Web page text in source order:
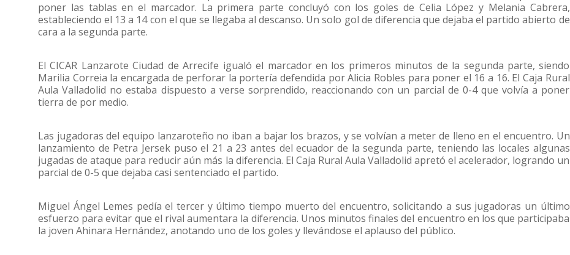
poner las tablas en el marcador. La primera parte concluyó con los goles de Celia López y Melania Cabrera,
estableciendo el 13 a 14 con el que se llegaba al descanso. Un solo gol de diferencia que dejaba el partido abierto de
cara a la segunda parte.
El CICAR Lanzarote Ciudad de Arrecife igualó el marcador en los primeros minutos de la segunda parte, siendo
Marilia Correia la encargada de perforar la portería defendida por Alicia Robles para poner el 16 a 16. El Caja Rural
Aula Valladolid no estaba dispuesto a verse sorprendido, reaccionando con un parcial de 0-4 que volvía a poner
tierra de por medio.
Las jugadoras del equipo lanzaroteño no iban a bajar los brazos, y se volvían a meter de lleno en el encuentro. Un
lanzamiento de Petra Jersek puso el 21 a 23 antes del ecuador de la segunda parte, teniendo las locales algunas
jugadas de ataque para reducir aún más la diferencia. El Caja Rural Aula Valladolid apretó el acelerador, logrando un
parcial de 0-5 que dejaba casi sentenciado el partido.
Miguel Ángel Lemes pedía el tercer y último tiempo muerto del encuentro, solicitando a sus jugadoras un último
esfuerzo para evitar que el rival aumentara la diferencia. Unos minutos finales del encuentro en los que participaba
la joven Ahinara Hernández, anotando uno de los goles y llevándose el aplauso del público.